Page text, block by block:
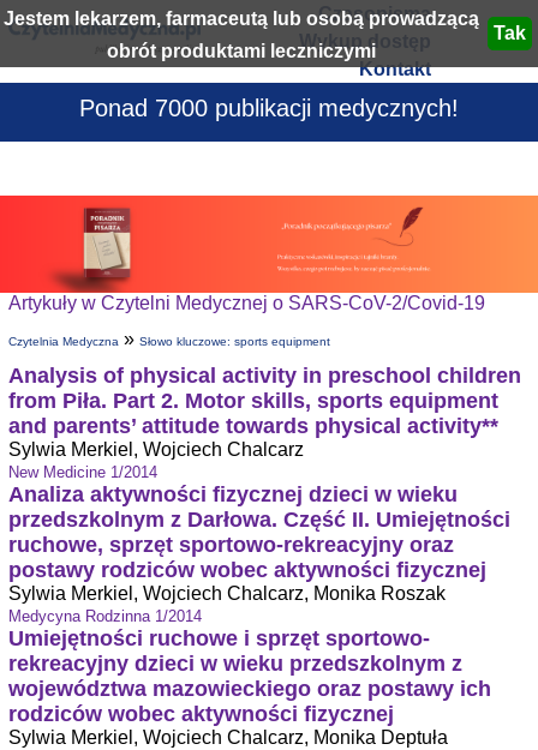
Jestem lekarzem, farmaceutą lub osobą prowadzącą
obrót produktami leczniczymi
Czasopisma
Wykup dostęp
Kontakt
Ponad 7000 publikacji medycznych!
Artykuły w Czytelni Medycznej o SARS-CoV-2/Covid-19
Czytelnia Medyczna» Słowo kluczowe: sports equipment
Analysis of physical activity in preschool children
from Piła. Part 2. Motor skills, sports equipment
and parents’ attitude towards physical activity**
Sylwia Merkiel, Wojciech Chalcarz
New Medicine 1/2014
Analiza aktywności fizycznej dzieci w wieku
przedszkolnym z Darłowa. Część II. Umiejętności
ruchowe, sprzęt sportowo-rekreacyjny oraz
postawy rodziców wobec aktywności fizycznej
Sylwia Merkiel, Wojciech Chalcarz, Monika Roszak
Medycyna Rodzinna 1/2014
Umiejętności ruchowe i sprzęt sportowo-
rekreacyjny dzieci w wieku przedszkolnym z
województwa mazowieckiego oraz postawy ich
rodziców wobec aktywności fizycznej
Sylwia Merkiel, Wojciech Chalcarz, Monika Deptuła